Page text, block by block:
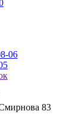
06
83